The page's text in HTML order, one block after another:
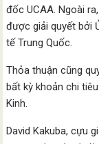
đốc UCAA. Ngoài
được giải quyết bởi
tế Trung Quốc.
Thỏa thuận cũng
bất kỳ khoản chi
Kinh.
David Kakuba, cựu